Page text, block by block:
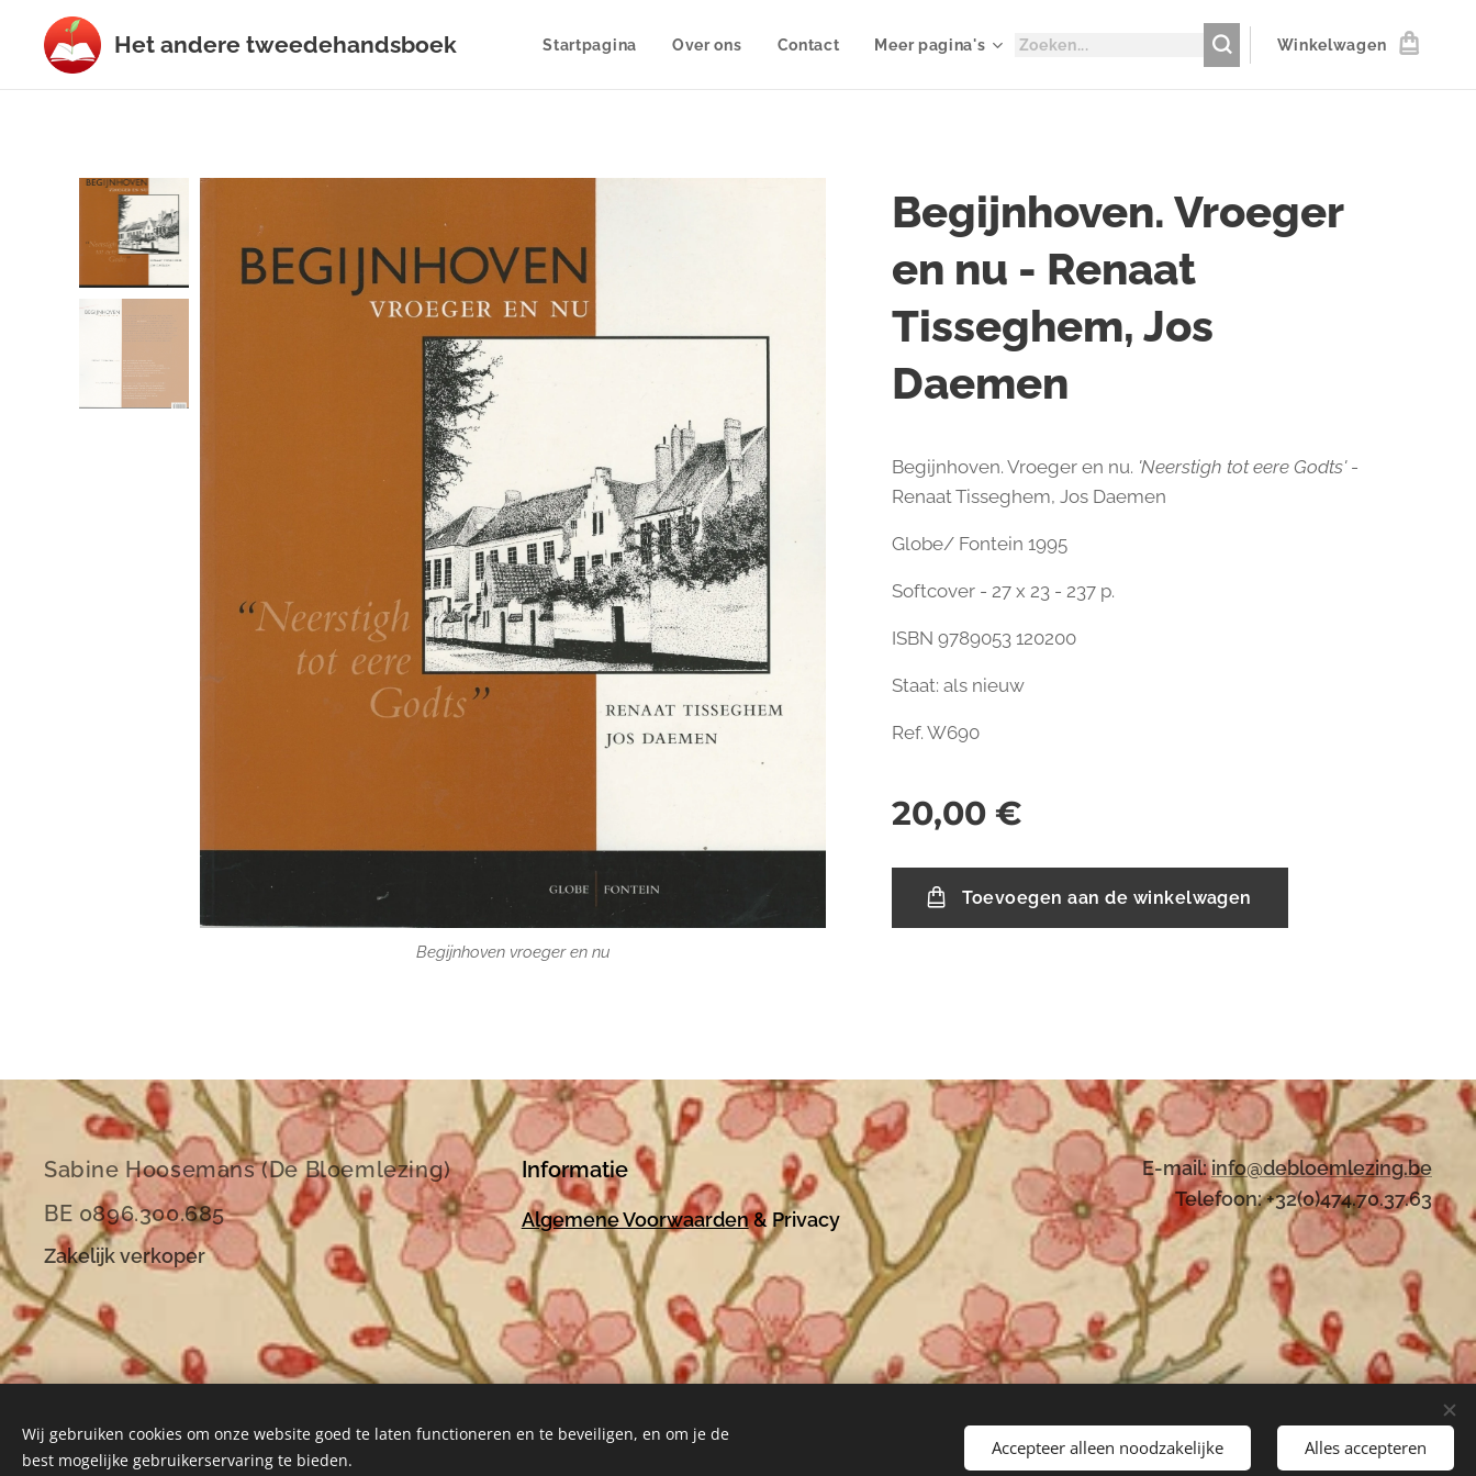
Het andere tweedehandsboek Startpagina Over ons Contact Meer pagina's Winkelwagen
Begijnhoven. Vroeger
en nu - Renaat
Tisseghem, Jos
Daemen
Begijnhoven vroeger en nu
Begijnhoven. Vroeger en nu. 'Neerstigh tot eere Godts'-
Renaat Tisseghem, Jos Daemen
Globe/ Fontein 1995
Softcover - 27 x 23 - 237 p.
ISBN 9789053 120200
Staat: als nieuw
Ref. W690
20,00 €
Toevoegen aan de winkelwagen
Sabine Hoosemans (De Bloemlezing)
BE 0896.300.685
Zakelijk verkoper
Informatie
Algemene Voorwaarden& Privacy
E-mail:info@debloemlezing.be
Telefoon: +32(0)474.70.37.63
Wij gebruiken cookies om onze website goed te laten functioneren en te beveiligen, en om je de
best mogelijke gebruikerservaring te bieden.
Accepteer alleen noodzakelijke Alles accepteren